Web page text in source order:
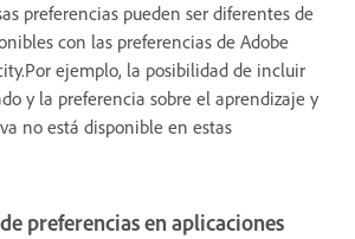
preferencias pueden ser diferentes de
con las preferencias de Adobe
ejemplo, la posibilidad de incluir
y la preferencia sobre el aprendizaje y
no está disponible en estas
preferencias en aplicaciones